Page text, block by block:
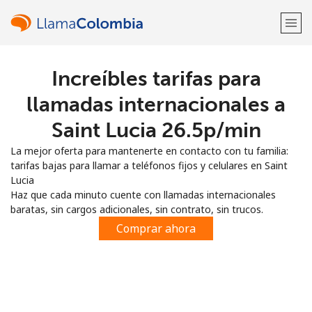
¡Bienvenido!
Regístrate con
o
Increíbles tarifas para
llamadas internacionales a
Saint Lucia ⁦26.5p⁩/min
La mejor oferta para mantenerte en contacto con tu familia:
tarifas bajas para llamar a teléfonos fijos y celulares en Saint
Lucia
Haz que cada minuto cuente con llamadas internacionales
baratas, sin cargos adicionales, sin contrato, sin trucos.
Comprar ahora